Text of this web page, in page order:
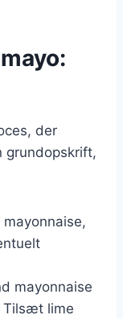
der
grundopskrift,
mayonnaise
Tilsæt lime